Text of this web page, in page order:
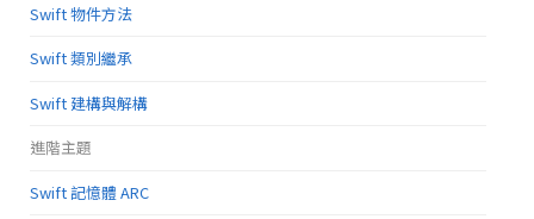
Swift 物件方法
Swift 類別繼承
Swift 建構與解構
進階主題
Swift 記憶體 ARC